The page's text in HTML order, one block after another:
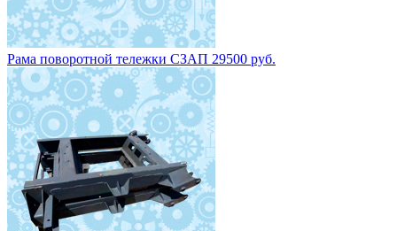
Рама поворотной тележки СЗАП 29500 руб.